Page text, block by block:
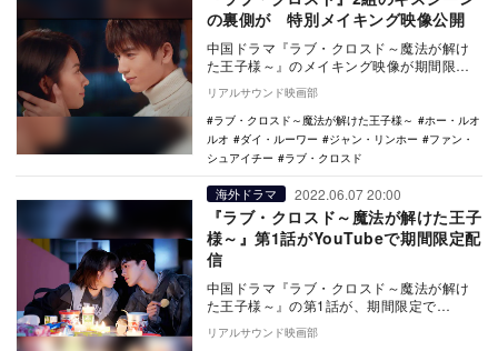
の裏側が 特別メイキング映像公開
中国ドラマ『ラブ・クロスド～魔法が解け
た王子様～』のメイキング映像が期間限定
ース1…
リアルサウンド映画部
ラブ・クロスド～魔法が解けた王子様～
ホー・ルオ
ルオ
ダイ・ルーワー ジャン・リンホー
ファン・
シュアイチー
ラブ・クロスド
海外ドラマ 2022.06.07 20:00
『ラブ・クロスド～魔法が解けた王子
様～』第1話がYouTubeで期間限定配
信
中国ドラマ『ラブ・クロスド～魔法が解け
た王子様～』の第1話が、期間限定で
YouTubeにて公開中だ。 本作は、中国版
プロデュ…
リアルサウンド映画部